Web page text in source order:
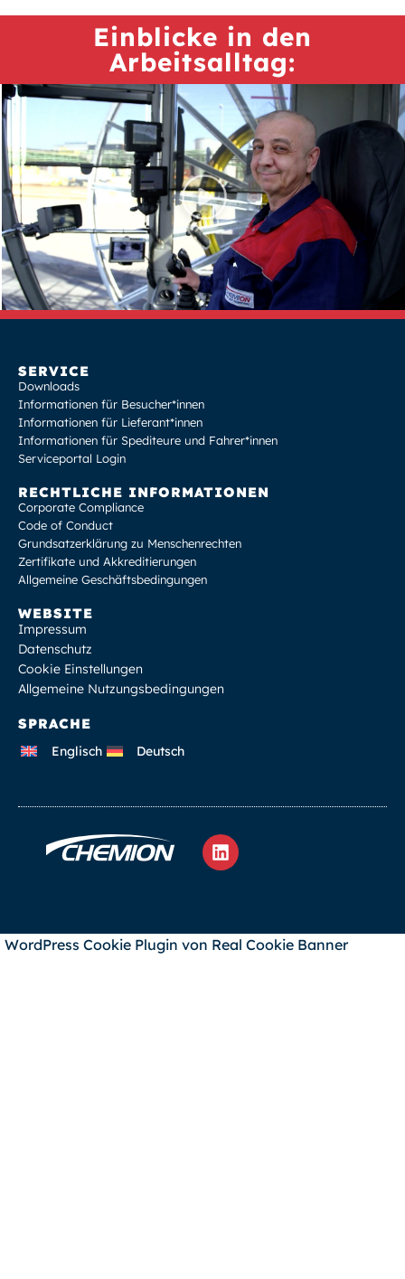
Einblicke in den
Arbeitsalltag:
SERVICE
Downloads
Informationen für Besucher*innen
Informationen für Lieferant*innen
Informationen für Spediteure und Fahrer*innen
Serviceportal Login
RECHTLICHE INFORMATIONEN
Corporate Compliance
Code of Conduct
Grundsatzerklärung zu Menschenrechten
Zertifikate und Akkreditierungen
Allgemeine Geschäftsbedingungen
WEBSITE
Impressum
Datenschutz
Cookie Einstellungen
Allgemeine Nutzungsbedingungen
SPRACHE
Englisch Deutsch
WordPress Cookie Plugin von Real Cookie Banner